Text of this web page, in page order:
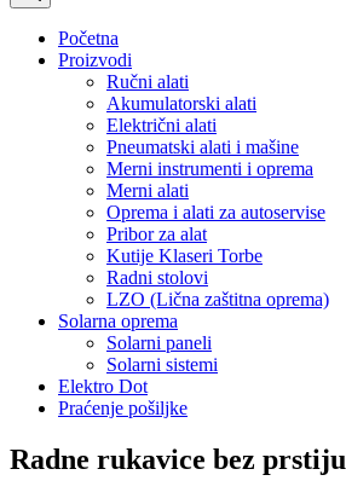
Početna
Proizvodi
Ručni alati
Akumulatorski alati
Električni alati
Pneumatski alati i mašine
Merni instrumenti i oprema
Merni alati
Oprema i alati za autoservise
Pribor za alat
Kutije Klaseri Torbe
Radni stolovi
LZO (Lična zaštitna oprema)
Solarna oprema
Solarni paneli
Solarni sistemi
Elektro Dot
Praćenje pošiljke
Radne rukavice bez prstiju